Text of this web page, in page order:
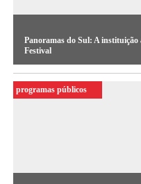
Panoramas do Sul: A instituição
Festival
Redes colaborativas
associações e profissionais
programas públicos